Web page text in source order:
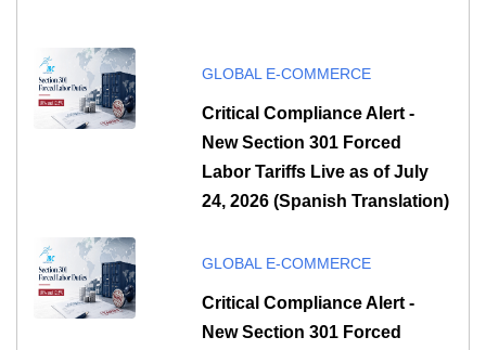
GLOBAL E-COMMERCE
Critical Compliance Alert -
New Section 301 Forced
Labor Tariffs Live as of July
24, 2026 (Spanish Translation)
GLOBAL E-COMMERCE
Critical Compliance Alert -
New Section 301 Forced